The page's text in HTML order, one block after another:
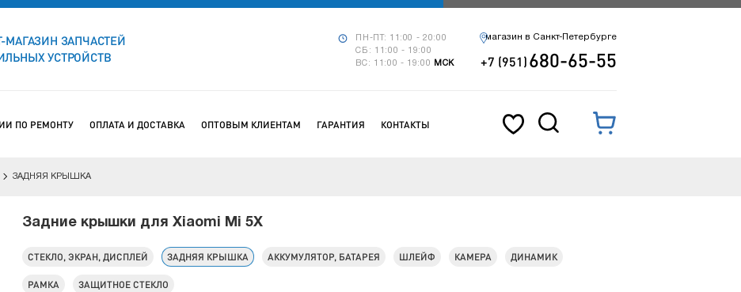
МАГАЗИН ЗАПЧАСТЕЙ
УСТРОЙСТВ
ПН-ПТ: 11:00 - 20:00
СБ: 11:00 - 19:00
ВС: 11:00 - 19:00
МСК
магазин в Санкт-Петербурге
+7 (951)680-65-55
ПО РЕМОНТУ ОПЛАТА И ДОСТАВКА ОПТОВЫМ КЛИЕНТАМ ГАРАНТИЯ КОНТАКТЫ
ЗАДНЯЯ КРЫШКА
Задние крышки для Xiaomi Mi 5X
СТЕКЛО, ЭКРАН, ДИСПЛЕЙ ЗАДНЯЯ КРЫШКА АККУМУЛЯТОР, БАТАРЕЯ ШЛЕЙФ КАМЕРА ДИНАМИК
РАМКА ЗАЩИТНОЕ СТЕКЛО